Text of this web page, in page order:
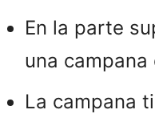
En la parte
una
La campana